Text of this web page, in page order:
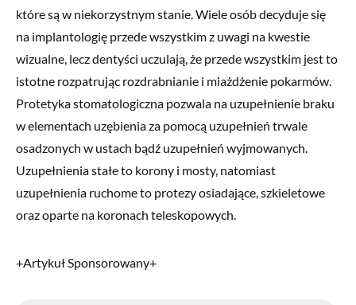
które są w niekorzystnym stanie. Wiele osób decyduje się
na implantologię przede wszystkim z uwagi na kwestie
wizualne, lecz dentyści uczulają, że przede wszystkim jest to
istotne rozpatrując rozdrabnianie i miażdżenie pokarmów.
Protetyka stomatologiczna pozwala na uzupełnienie braku
w elementach uzębienia za pomocą uzupełnień trwale
osadzonych w ustach bądź uzupełnień wyjmowanych.
Uzupełnienia stałe to korony i mosty, natomiast
uzupełnienia ruchome to protezy osiadające, szkieletowe
oraz oparte na koronach teleskopowych.
+Artykuł Sponsorowany+